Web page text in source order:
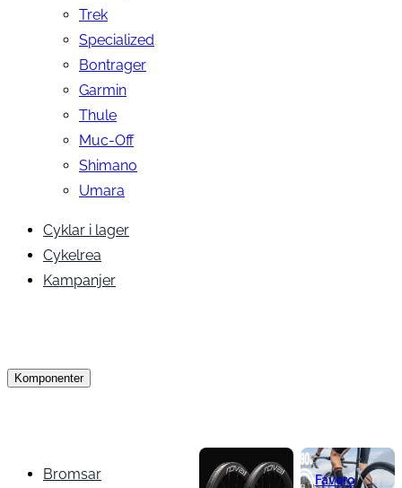
Trek
Specialized
Bontrager
Garmin
Thule
Muc-Off
Shimano
Umara
Cyklar i lager
Cykelrea
Kampanjer
Komponenter
Bromsar
Favero